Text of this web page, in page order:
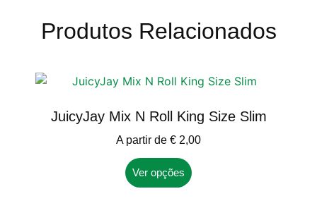
Produtos Relacionados
JuicyJay Mix N Roll King Size Slim
A partir de € 2,00
Ver opções